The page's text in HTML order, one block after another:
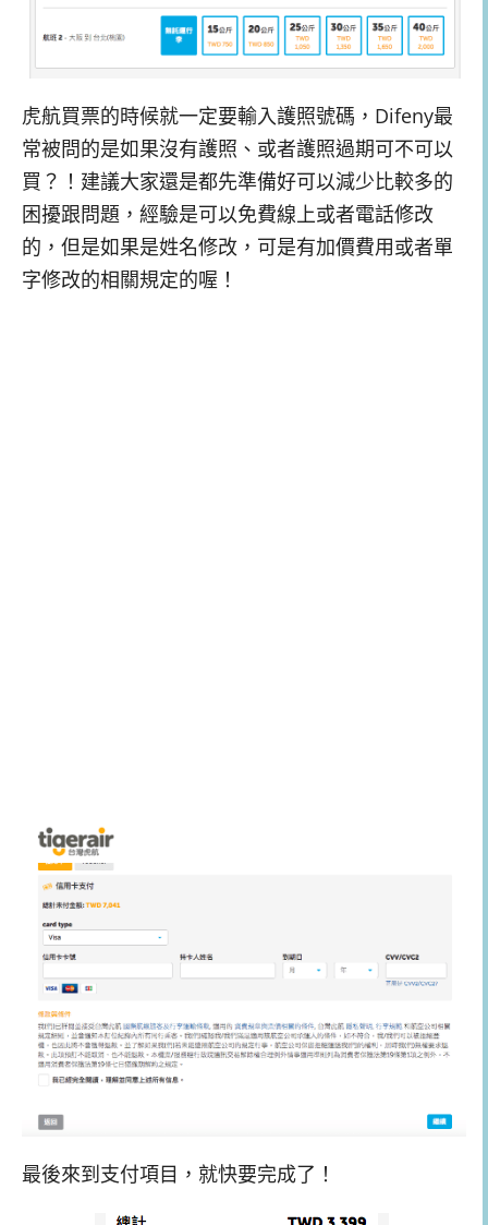
虎航買票的時候就一定要輸入護照號碼，Difeny最
常被問的是如果沒有護照、或者護照過期可不可以
買？！建議大家還是都先準備好可以減少比較多的
困擾跟問題，經驗是可以免費線上或者電話修改
的，但是如果是姓名修改，可是有加價費用或者單
字修改的相關規定的喔！
最後來到支付項目，就快要完成了！